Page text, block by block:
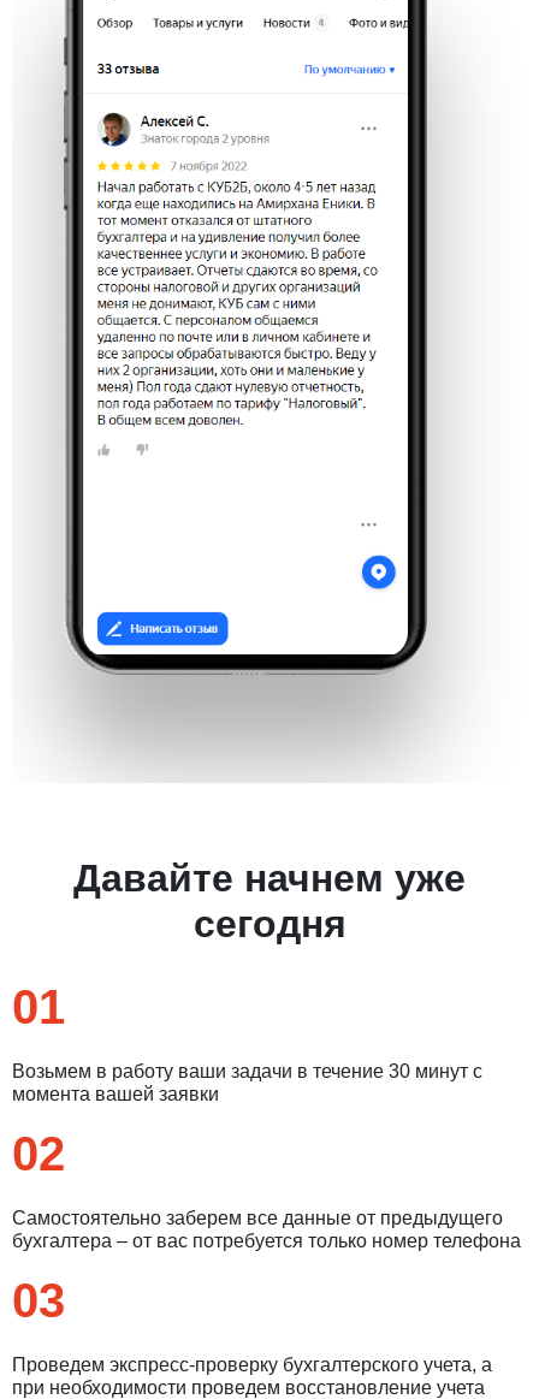
Давайте начнем уже
сегодня
01
Возьмем в работу ваши задачи в течение 30 минут с
момента вашей заявки
02
Самостоятельно заберем все данные от предыдущего
бухгалтера – от вас потребуется только номер телефона
03
Проведем экспресс-проверку бухгалтерского учета, а
при необходимости проведем восстановление учета